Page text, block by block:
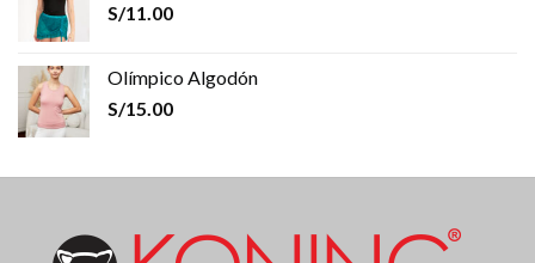
S/11.00
Olímpico Algodón
S/15.00